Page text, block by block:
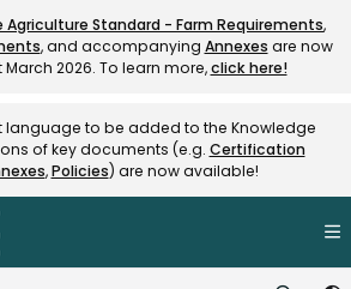
Index
index at:https://
Agriculture Standard - Farm Requirements,
, and accompanying Annexes are now
March 2026. To learn more,click here!
language to be added to the Knowledge
of key documents (e.g. Certification
,Policies) are now available!